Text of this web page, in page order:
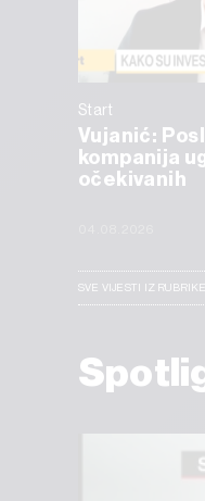
Start
Vujanić:
kompanija
očekivanih
SVE VIJESTI IZ